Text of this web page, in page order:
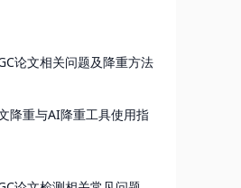
论文相关问题及降重方法
降重与AI降重工具使用指